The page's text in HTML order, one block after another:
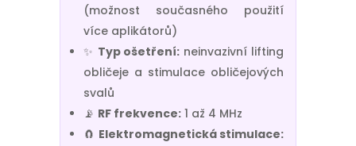
(možnost současného použití
více aplikátorů)
✨ Typ ošetření: neinvazivní lifting
obličeje a stimulace obličejových
svalů
📡 RF frekvence:1 až 4 MHz
🧲 Elektromagnetická stimulace: